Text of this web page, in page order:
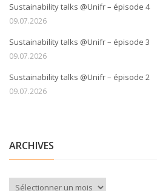
Sustainability talks @Unifr – épisode 4
09.07.2026
Sustainability talks @Unifr – épisode 3
09.07.2026
Sustainability talks @Unifr – épisode 2
09.07.2026
ARCHIVES
Archives